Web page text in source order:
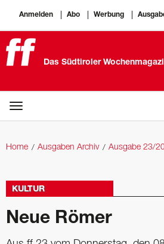
Anmelden Abo Werbung
Das Südtiroler
Home Ausgaben Archiv Ausgabe 23/
KULTUR
Neue Römer